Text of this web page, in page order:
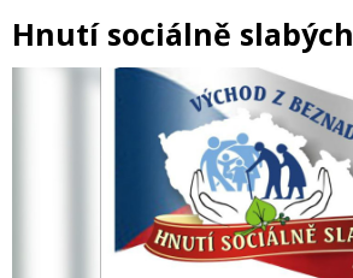
Hnutí sociálně slabých